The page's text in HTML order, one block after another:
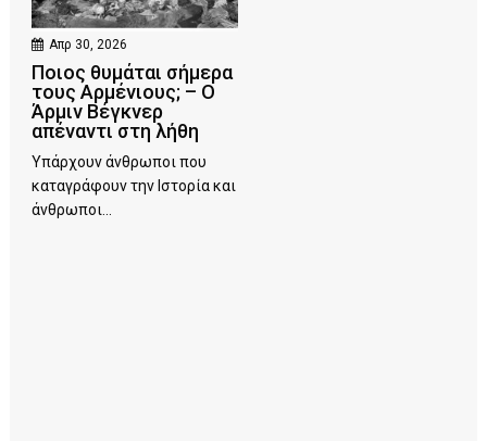
Απρ 30, 2026
Ποιος θυμάται σήμερα
τους Αρμένιους; – Ο
Άρμιν Βέγκνερ
απέναντι στη λήθη
Υπάρχουν άνθρωποι που
καταγράφουν την Ιστορία και
άνθρωποι...